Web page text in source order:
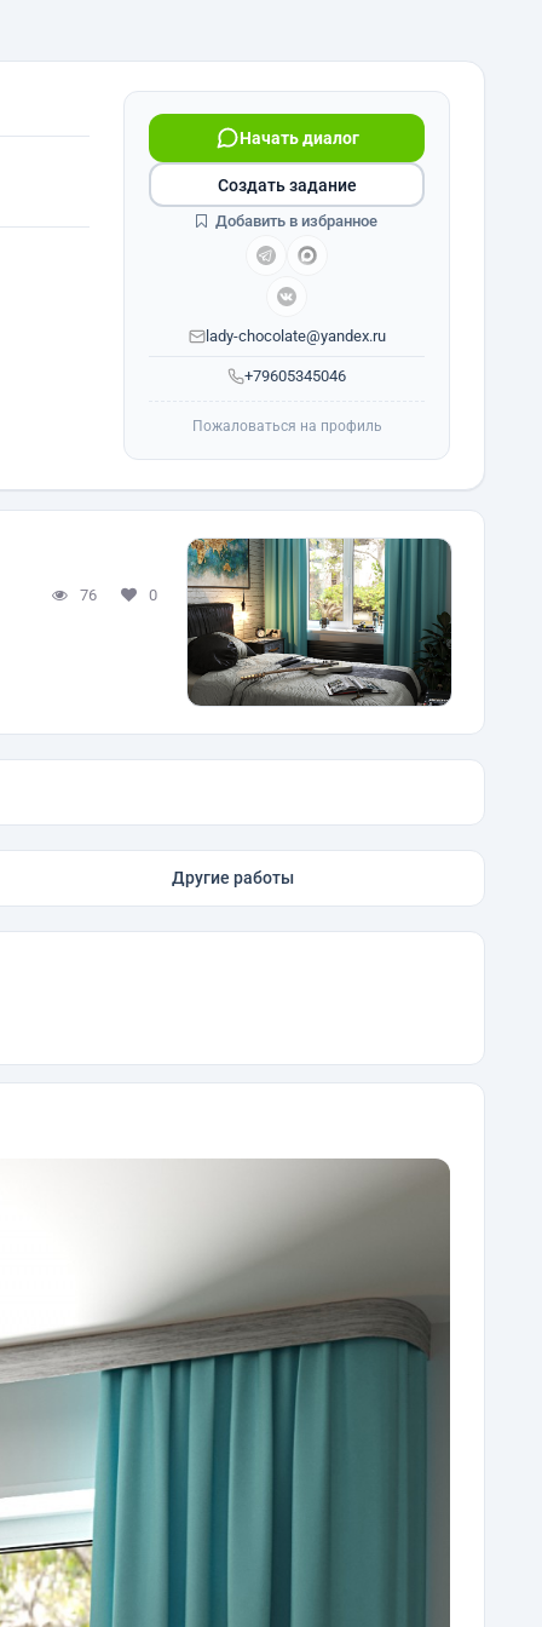
+79605345046
Начать диалог
lady-chocolate@yandex.ru
Создать задание
Добавить в избранное
Пожаловаться на профиль
76 0
Другие работы